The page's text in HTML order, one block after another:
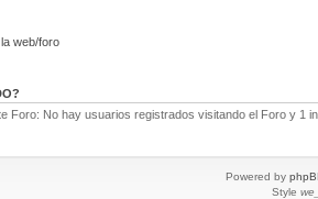
web/foro
Foro: No hay usuarios registrados visitando el Foro y 1
Powered by
Style